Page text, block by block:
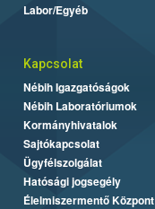
Labor/Egyéb
Kapcsolat
Nébih Igazgatóságok
Nébih Laboratóriumok
Kormányhivatalok
Sajtókapcsolat
Ügyfélszolgálat
Hatósági jogsegély
Élelmiszermentő Központ